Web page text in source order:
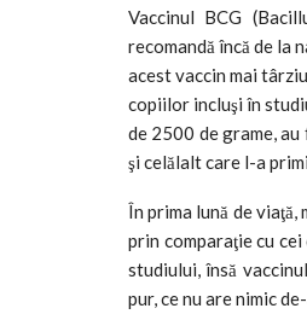
Vaccinul BCG
recomandă încă de la
acest vaccin mai
copiilor incluşi în
de 2500 de grame,
şi celălalt care l-a
În prima lună de
prin comparaţie cu
studiului, însă
pur, ce nu are nimic